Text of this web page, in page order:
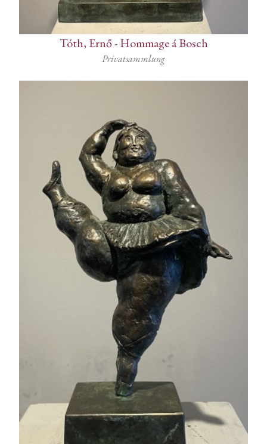
Tóth, Ernő-Hommage á Bosch
Privatsammlung